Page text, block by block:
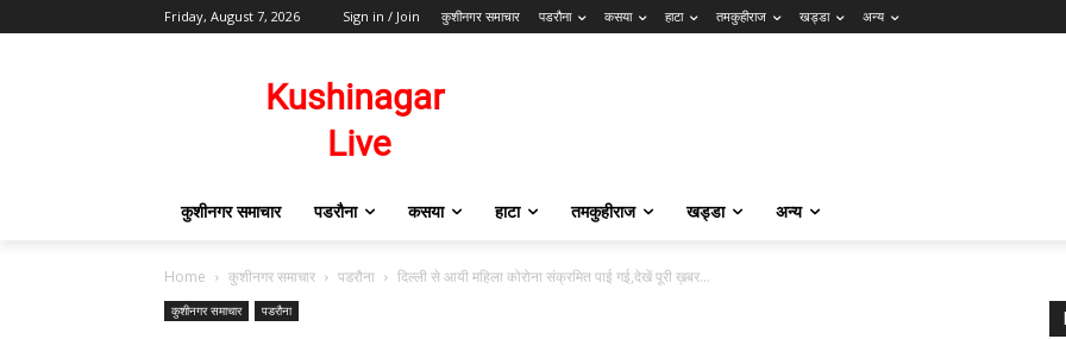
Friday, August 7, 2026 Sign in / Join कुशीनगर समाचार पडरौना कसया हाटा तमकुहीराज खड्डा अन्य
कुशीनगर समाचार पडरौना कसया हाटा तमकुहीराज खड्डा अन्य
Home कुशीनगर समाचार पडरौना दिल्ली से आयी महिला कोरोना संक्रमित पाई गई,देखें पूरी ख़बर…
कुशीनगर समाचार पडरौना